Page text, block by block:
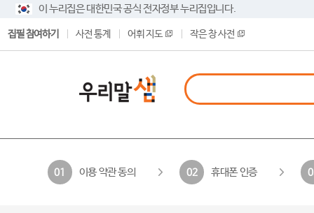
이 누리집은 대한민국 공식 전자정부 누리집입니다.
집필 참여하기 사전 통계 어휘 지도 작은 창 사전
01 이용 약관 동의 02 휴대폰 인증